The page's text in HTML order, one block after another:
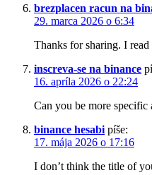
brezplacen racun na
29. marca 2026 o 6:34
Thanks for sharing. I
inscreva-se na binance
16. apríla 2026 o 22:24
Can you be more
binance hesabi píše:
17. mája 2026 o 17:16
I don’t think the title of